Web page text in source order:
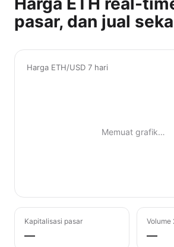
pasar, dan jual
Harga ETH/USD 7 hari
Memuat grafik…
Kapitalisasi pasar
—
Volume
—